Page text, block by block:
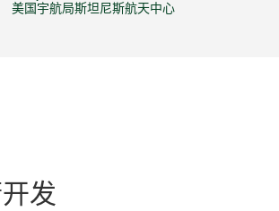
美国宇航局斯坦尼斯航天中心
开发